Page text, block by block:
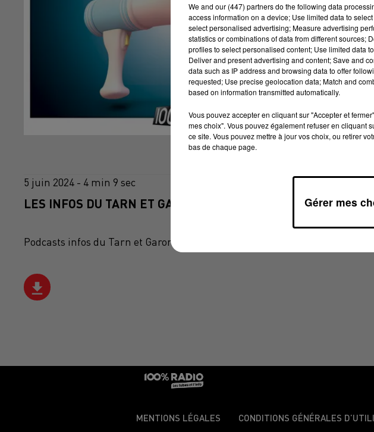
5 juin 2024 - 4 min 9 sec
LES INFOS DU TARN ET GARONNE DU 05/06/2024 À 08H30
Podcasts infos du Tarn et Garonne
MENTIONS LÉGALES CONDITIONS GÉNÉRALES
We and our (447) partnersdo the following data
access information on a device; Use limited data to
select personalised advertising; Measure advertising
statistics or combinations of data from different sources;
profiles to select personalised content; Use limited data
Deliver and present advertising and content; Save and
data such as IP address and browsing data to offer
requested; Use precise geolocation data; Match and
based on information transmitted automatically.
Vous pouvez accepter en cliquant sur "Accepter et
mes choix". Vous pouvez également refuser en cliquant
ce site. Vous pouvez mettre à jour vos choix, ou retirer
bas de chaque page.
Gérer mes